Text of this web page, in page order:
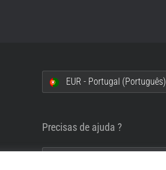
EUR - Portugal (Português)
Precisas de ajuda ?